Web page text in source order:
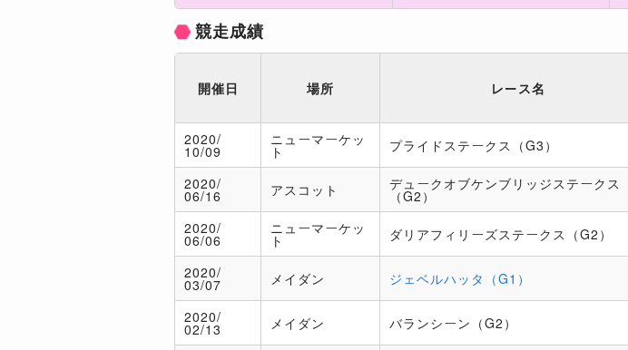
競走成績
開催日 場所 レース名
2020/
10/09
ニューマーケッ
ト プライドステークス（G3）
2020/
06/16 アスコット デュークオブケンブリッジステークス
（G2）
2020/
06/06
ニューマーケッ
ト ダリアフィリーズステークス（G2）
2020/
03/07 メイダン ジェベルハッタ（G1）
2020/
02/13 メイダン バランシーン（G2）